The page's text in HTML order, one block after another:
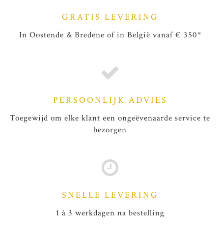
GRATIS LEVERING
In Oostende & Bredene of in België vanaf € 350*
PERSOONLIJK ADVIES
Toegewijd om elke klant een ongeëvenaarde service te
bezorgen
SNELLE LEVERING
1 à 3 werkdagen na bestelling